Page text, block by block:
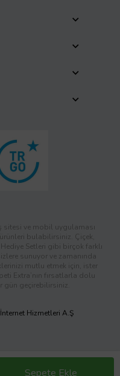
Sepete Ekle
sitesi ve mobil uygulaması
bulabilirsiniz. Çiçek,
Setleri gibi birçok farklı
sunuyor ve zamanında
mutlu etmek için, ister
Extra’nın fırsatlarla dolu
gün geçirebilirsiniz.
Hizmetleri A.Ş